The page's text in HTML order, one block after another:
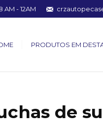
AM - 12AM
PRODUTOS EM
de